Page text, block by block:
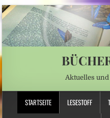
Aktuelles
STARTSEITE LESESTOFF